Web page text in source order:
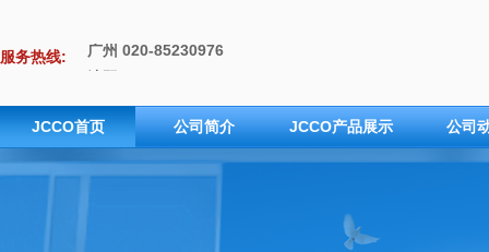
服务热线:
沈阳 024-88508312
上海 021-62108752
武汉 027-85862808
广州 020-85230976
JCCO首页 公司简介 JCCO产品展示 公司